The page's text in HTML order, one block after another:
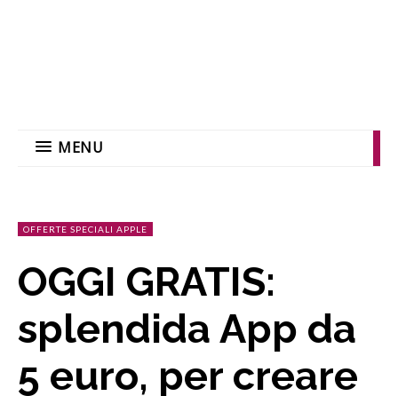
MENU
OFFERTE SPECIALI APPLE
OGGI GRATIS:
splendida App da
5 euro, per creare